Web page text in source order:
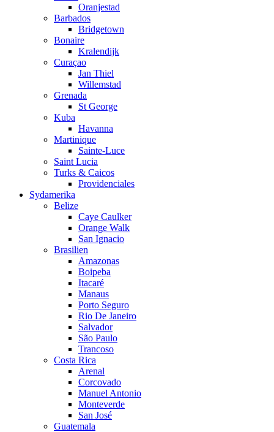
Oranjestad
Barbados
Bridgetown
Bonaire
Kralendijk
Curaçao
Jan Thiel
Willemstad
Grenada
St George
Kuba
Havanna
Martinique
Sainte-Luce
Saint Lucia
Turks & Caicos
Providenciales
Sydamerika
Belize
Caye Caulker
Orange Walk
San Ignacio
Brasilien
Amazonas
Boipeba
Itacaré
Manaus
Porto Seguro
Rio De Janeiro
Salvador
São Paulo
Trancoso
Costa Rica
Arenal
Corcovado
Manuel Antonio
Monteverde
San José
Guatemala